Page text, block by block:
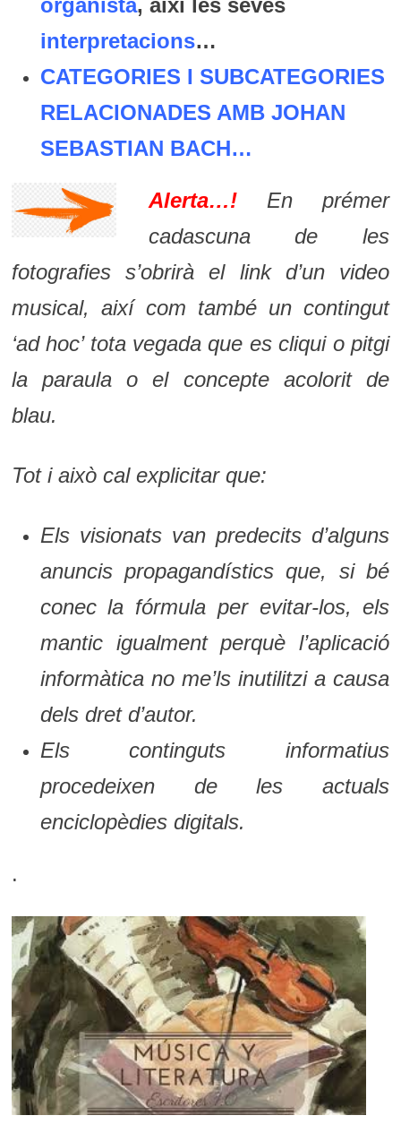
organista, així les seves
interpretacions…
CATEGORIES I SUBCATEGORIES
RELACIONADES AMB JOHAN
SEBASTIAN BACH…
Alerta…! En prémer
cadascuna de les
fotografies s’obrirà el link d’un video
musical, així com també un contingut
‘ad hoc’ tota vegada que es cliqui o pitgi
la paraula o el concepte acolorit de
blau.
Tot i això cal explicitar que:
Els visionats van predecits d’alguns
anuncis propagandístics que, si bé
conec la fórmula per evitar-los, els
mantic igualment perquè l’aplicació
informàtica no me’ls inutilitzi a causa
dels dret d’autor.
Els continguts informatius
procedeixen de les actuals
enciclopèdies digitals.
.